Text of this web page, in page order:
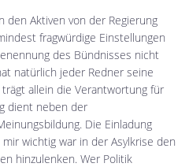
den Aktiven von der Regierung
fragwürdige Einstellungen
des Bündnisses nicht
natürlich jeder Redner seine
allein die Verantwortung für
dient neben der
Die Einladung
wichtig war in der Asylkrise den
hinzulenken. Wer Politik